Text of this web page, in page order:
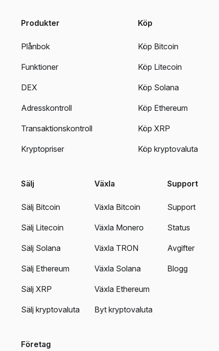
Produkter
Plånbok
Funktioner
DEX
Adresskontroll
Transaktionskontroll
Kryptopriser
Köp
Köp Bitcoin
Köp Litecoin
Köp Solana
Köp Ethereum
Köp XRP
Köp kryptovaluta
Sälj
Sälj Bitcoin
Sälj Litecoin
Sälj Solana
Sälj Ethereum
Sälj XRP
Sälj kryptovaluta
Växla
Växla Bitcoin
Växla Monero
Växla TRON
Växla Solana
Växla Ethereum
Byt kryptovaluta
Support
Support
Status
Avgifter
Blogg
Företag